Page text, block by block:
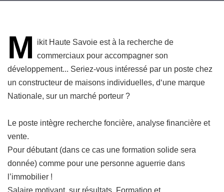
M
ikit Haute Savoie est à la recherche de
commerciaux pour accompagner son
développement... Seriez-vous intéressé par un poste chez
un constructeur de maisons individuelles, d‘une marque
Nationale, sur un marché porteur ?
Le poste intègre recherche foncière, analyse financière et
vente.
Pour débutant (dans ce cas une formation solide sera
donnée) comme pour une personne aguerrie dans
l’immobilier !